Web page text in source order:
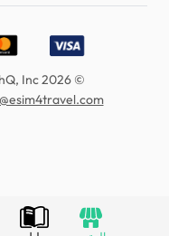
Apple Pay
© 2026 FreshQ, Inc. جميع الحقوق محفوظة.